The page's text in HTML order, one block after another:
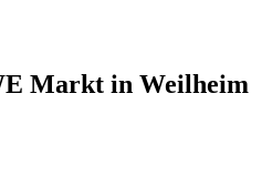
Markt in Weilheim